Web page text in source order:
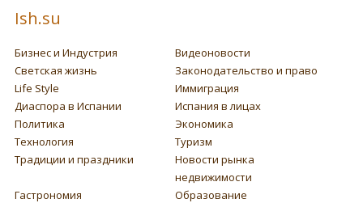
Ish.su
Бизнес и Индустрия
Видеоновости
Светская жизнь
Законодательство и право
Life Style
Иммиграция
Диаспора в Испании
Испания в лицах
Политика
Экономика
Технология
Туризм
Традиции и праздники
Новости рынка
недвижимости
Гастрономия
Образование